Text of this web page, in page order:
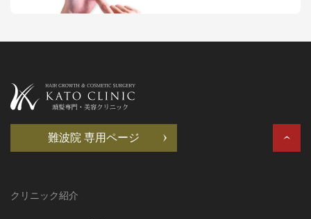
難波院 専用ページ
クリニック紹介